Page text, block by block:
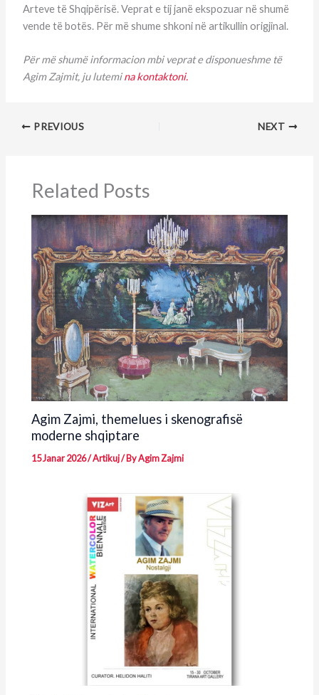
Arteve të Shqipërisë. Veprat e tij janë ekspozuar në shumë
vende të botës. Për më shume shkoni në artikullin origjinal.
Për më shumë informacion mbi veprat e disponueshme të
Agim Zajmit, ju lutemina kontaktoni.
PREVIOUS NEXT
Related Posts
Agim Zajmi, themelues i skenografisë
moderne shqiptare
15 Janar 2026/Artikuj/ ByAgim Zajmi